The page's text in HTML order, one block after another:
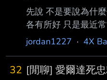
先說 不是要說為什
各有所好 只是最近
甚至從最近的新聞量
要去拜託辜了 這樣
jordan1227 · 4X
32 [閒聊] 愛爾達死